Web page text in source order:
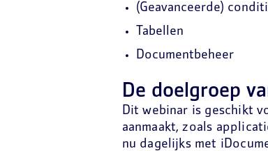
(Geavanceerde)
Tabellen
Documentbeheer
De doelgroep
Dit webinar is geschikt
aanmaakt, zoals
nu dagelijks met